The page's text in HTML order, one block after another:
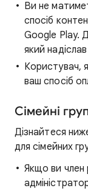
Ви не
спосіб
Google Play.
який
Користувач,
ваш спосіб
Сімейні
Дізнайтеся
для сімейних
Якщо ви